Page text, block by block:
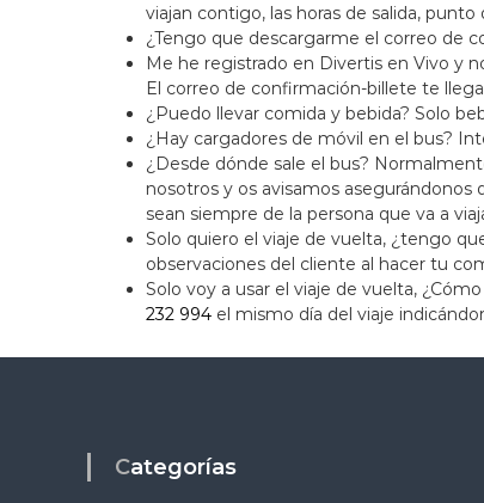
viajan contigo, las horas de salida, punto
¿Tengo que descargarme el correo de
Me he registrado en Divertis en Vivo y
El correo de confirmación-billete te
¿Puedo llevar comida y bebida? Solo
¿Hay cargadores de móvil en el bus?
¿Desde dónde sale el bus?
nosotros y os avisamos
sean siempre de la persona que va a
Solo quiero el viaje de vuelta, ¿tengo
observaciones del cliente al hacer tu
Solo voy a usar el viaje de vuelta,
232 994 el mismo día del viaje
Categorías